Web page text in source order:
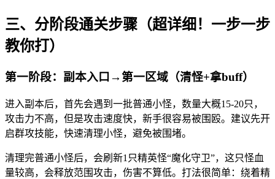
三、分阶段通关步骤（超详细！一步一步
教你打）
第一阶段：副本入口→第一区域（清怪+拿buff）
进入副本后，首先会遇到一批普通小怪，数量大概15-20只，
攻击力不高，但是攻击速度快，新手很容易被围殴。建议先开
启群攻技能，快速清理小怪，避免被围堵。
清理完普通小怪后，会刷新1只精英怪“魔化守卫”，这只怪血
量较高，会释放范围攻击，伤害不算低。打法很简单：绕着精